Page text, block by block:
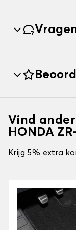
Vind
HONDA
Krijg 5% extra